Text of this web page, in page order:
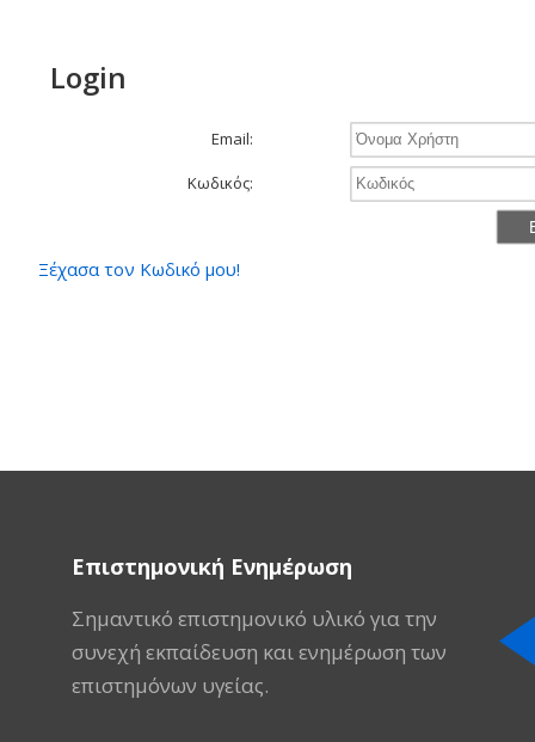
Login
Email:
Κωδικός:
Ξέχασα τον Κωδικό μου!
Επιστημονική Ενημέρωση
Σημαντικό επιστημονικό υλικό για την
συνεχή εκπαίδευση και ενημέρωση των
επιστημόνων υγείας.